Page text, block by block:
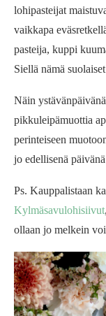
lohipasteijat
vaikkapa
pasteija, kuppi
Siellä nämä
Näin
pikkuleipämuottia
perinteiseen
jo edellisenä
Ps. Kauppalistaan
Kylmäsavulohisiivut
ollaan jo melkein